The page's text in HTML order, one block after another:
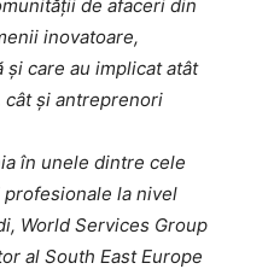
de afaceri din
inovatoare,
care au implicat atât
și antreprenori
în unele dintre cele
la nivel
World Services Group
al South East Europe